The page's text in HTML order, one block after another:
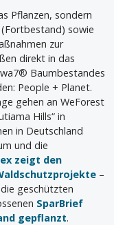
Pflanzen, sondern
sowie
zur
direkt in das
Baumbestandes
People + Planet.
gehen an WeForest
Hills“ in
in Deutschland
und die
zeigt den
–
geschützten
SparBrief
gepflanzt.